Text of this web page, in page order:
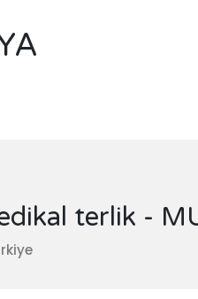
terlik -